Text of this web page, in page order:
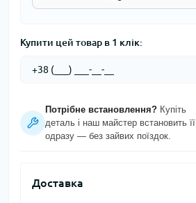
Купити цей товар в 1 клік:
Потрібне встановлення? Купіть
деталь і наш майстер встановить її
одразу — без зайвих поїздок.
Доставка